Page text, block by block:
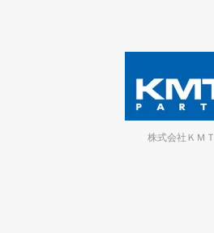
株式会社ＫＭＴ